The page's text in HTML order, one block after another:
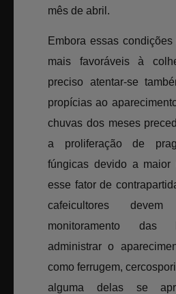
mês de abril.
Embora essas
mais favoráveis à
preciso atentar-se
propícias ao
chuvas dos meses
a proliferação de
fúngicas devido a maior
esse fator de
cafeicultores
monitoramento das
administrar o
como ferrugem,
alguma delas se